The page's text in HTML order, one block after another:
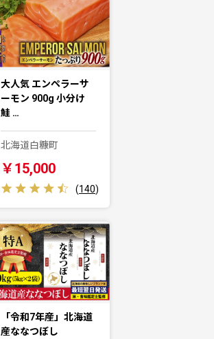
大人気 エンペラーサ
ーモン 900g 小分け
鮭 …
北海道白糠町
￥15,000
(140)
「令和7年産」北海道
産ななつぼし